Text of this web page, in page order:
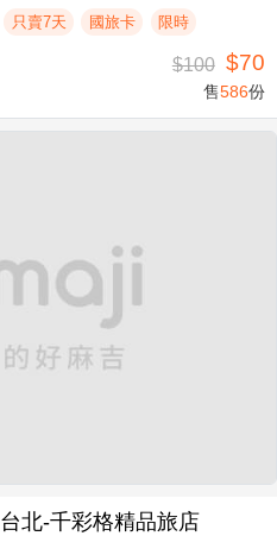
只賣7天 國旅卡 限時
$100 $70
售586份
台北-千彩格精品旅店